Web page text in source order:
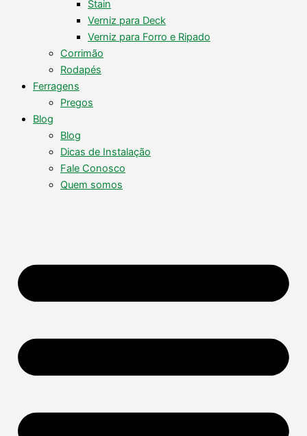
Stain
Verniz para Deck
Verniz para Forro e Ripado
Corrimão
Rodapés
Ferragens
Pregos
Blog
Blog
Dicas de Instalação
Fale Conosco
Quem somos